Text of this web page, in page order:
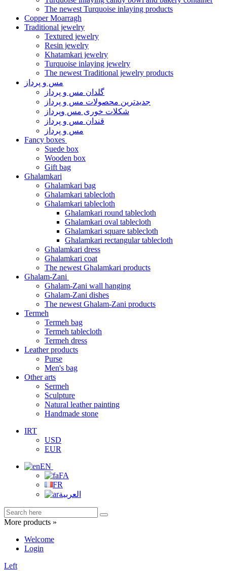
The newest Turquoise inlaying products
Copper Moarragh
Traditional jewelry
Textured jewelry
Resin jewelry
Khatamkari jewelry
Turquoise inlaying jewelry
The newest Traditional jewelry products
مس و پرداز
گلدان مس و پرداز
جدیدترین محصولات مس و پرداز
شکلات خوری مس وپرداز
قندان مس و پرداز
مس و پرداز
Fancy boxes
Suede box
Wooden box
Gift bag
Ghalamkari
Ghalamkari bag
Ghalamkari tablecloth
Ghalamkari tablecloth
Ghalamkari round tablecloth
Ghalamkari oval tablecloth
Ghalamkari square tablecloth
Ghalamkari rectangular tablecloth
Ghalamkari dress
Ghalamkari coat
The newest Ghalamkari products
Ghalam-Zani
Ghalam-Zani wall hanging
Ghalam-Zani dishes
The newest Ghalam-Zani products
Termeh
Termeh bag
Termeh tablecloth
Termeh dress
Leather products
Purse
Men's bag
Other arts
Sermeh
Sculpture
Natural leather painting
Handmade stone
IRT
USD
EUR
EN
FA
FR
العربية
More products »
Welcome
Login
Left